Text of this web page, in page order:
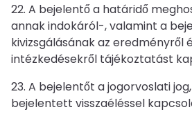
22. A bejelentő a határidő
annak indokáról-, valamint a
kivizsgálásának az eredményről
intézkedésekről tájékoztatást
23. A bejelentőt a jogorvoslati
bejelentett visszaéléssel